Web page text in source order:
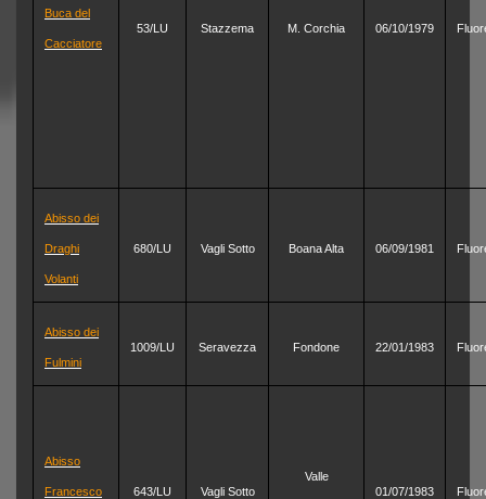
Buca del
Cacciatore
53/LU Stazzema M. Corchia 06/10/1979
Abisso dei
Draghi
Volanti
680/LU Vagli Sotto Boana Alta 06/09/1981
Abisso dei
Fulmini
1009/LU Seravezza Fondone 22/01/1983
Abisso
Francesco 643/LU Vagli Sotto
Valle
01/07/1983